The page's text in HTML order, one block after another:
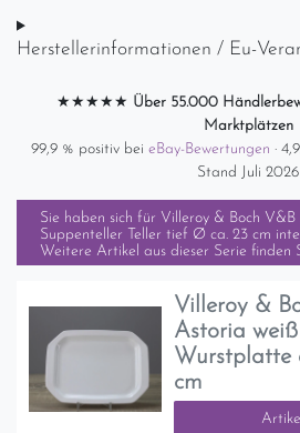
Herstellerinformationen / Eu-
★★★★★ Über 55.000
Marktplätzen
99,9 % positiv bei eBay-Bewertungen ·
Stand Juli 2026
Sie haben sich für Villeroy & Boch
Suppenteller Teller tief Ø ca. 23 cm
Weitere Artikel aus dieser Serie finden
Villeroy &
Astoria
Wurstplatte
cm